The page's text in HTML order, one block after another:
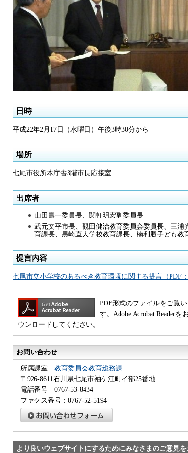
日時
平成22年2月17日（水曜日）午後3時30分から
場所
七尾市役所本庁舎3階市長応接室
出席者
山田壽一委員長、関軒明宏副委員長
武元文平市長、觀田健治教育委員会委員長、三
育課長、黒崎直人学校教育課長、楠利勝子ども教
提言内容
七尾市立小学校のあるべき教育環境に関する提言（PDF：
PDF形式のファイルをご覧
す。Adobe Acrobat Reader
ウンロードしてください。
お問い合わせ
所属課室： 教育委員会教育総務課
〒926-8611石川県七尾市袖ケ江町イ部25番地
電話番号：0767-53-8434
ファクス番号：0767-52-5194
より良いウェブサイトにするためにみなさまのご意見